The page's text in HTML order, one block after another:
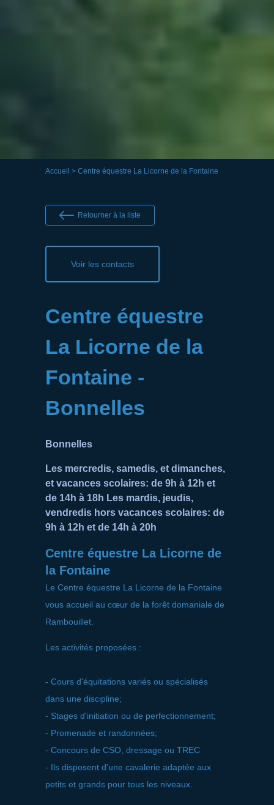
Accueil > Centre équestre La Licorne de la Fontaine
Retourner à la liste
Voir les contacts
Centre équestre
La Licorne de la
Fontaine -
Bonnelles
Bonnelles
Les mercredis, samedis, et dimanches,
et vacances scolaires: de 9h à 12h et
de 14h à 18h Les mardis, jeudis,
vendredis hors vacances scolaires: de
9h à 12h et de 14h à 20h
Centre équestre La Licorne de
la Fontaine
Le Centre équestre La Licorne de la Fontaine
vous accueil au cœur de la forêt domaniale de
Rambouillet.
Les activités proposées :
- Cours d'équitations variés ou spécialisés
dans une discipline;
- Stages d'initiation ou de perfectionnement;
- Promenade et randonnées;
- Concours de CSO, dressage ou TREC
- Ils disposent d'une cavalerie adaptée aux
petits et grands pour tous les niveaux.